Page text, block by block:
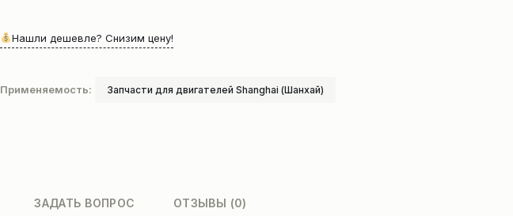
Нашли дешевле? Снизим цену!
Применяемость: Запчасти для двигателей Shanghai (Шанхай)
ЗАДАТЬ ВОПРОС ОТЗЫВЫ (0)